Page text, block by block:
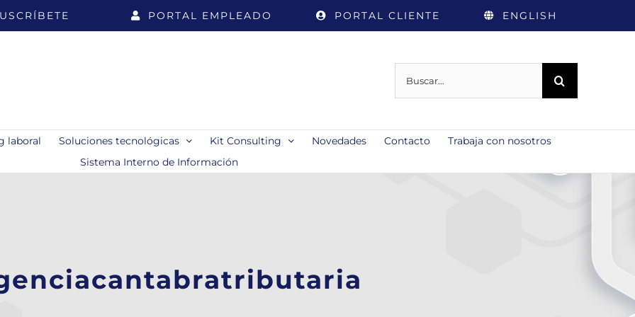
PORTAL EMPLEADO PORTAL CLIENTE ENGLISH
laboral Soluciones tecnológicas Kit Consulting Novedades Contacto
Trabaja con nosotros
Sistema Interno de Información